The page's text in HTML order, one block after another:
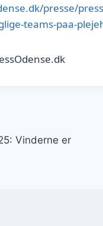
presse/
teams-paa-
Vinderne er